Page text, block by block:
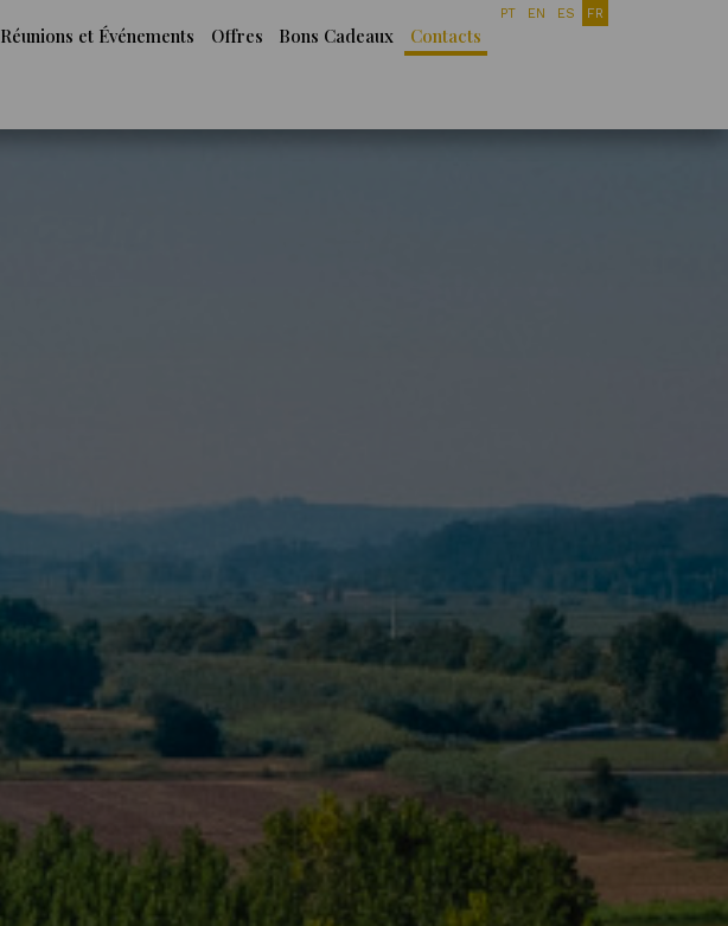
PT EN ES FR
Réunions et Événements Offres Bons Cadeaux Contacts